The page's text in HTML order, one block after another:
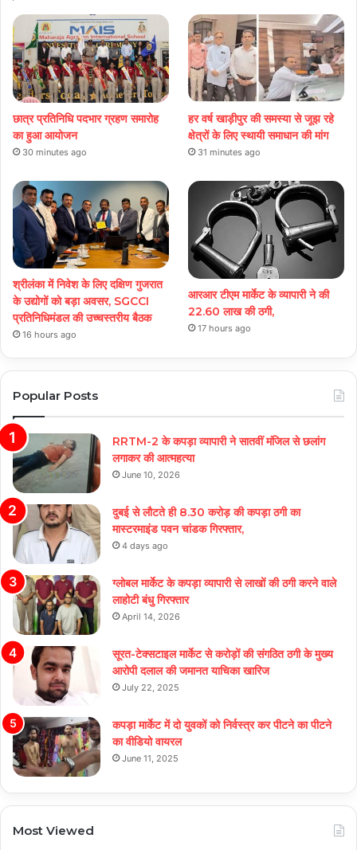
छात्र प्रतिनिधि पदभार ग्रहण समारोह
का हुआ आयोजन
30 minutes ago
हर वर्ष खाड़ीपुर की समस्या से जूझ रहे
क्षेत्रों के लिए स्थायी समाधान की मांग
31 minutes ago
श्रीलंका में निवेश के लिए दक्षिण गुजरात
के उद्योगों को बड़ा अवसर, SGCCI
प्रतिनिधिमंडल की उच्चस्तरीय बैठक
16 hours ago
आरआर टीएम मार्केट के व्यापारी ने की
22.60 लाख की ठगी,
17 hours ago
Popular Posts
RRTM-2 के कपड़ा व्यापारी ने सातवीं मंजिल से छलांग
लगाकर की आत्महत्या
June 10, 2026
दुबई से लौटते ही 8.30 करोड़ की कपड़ा ठगी का
मास्टरमाइंड पवन चांडक गिरफ्तार,
4 days ago
ग्लोबल मार्केट के कपड़ा व्यापारी से लाखों की ठगी करने वाले
लाहोटी बंधु गिरफ्तार
April 14, 2026
सूरत-टेक्सटाइल मार्केट से करोड़ों की संगठित ठगी के मुख्य
आरोपी दलाल की जमानत याचिका खारिज
July 22, 2025
कपड़ा मार्केट में दो युवकों को निर्वस्त्र कर पीटने का पीटने
का वीडियो वायरल
June 11, 2025
Most Viewed